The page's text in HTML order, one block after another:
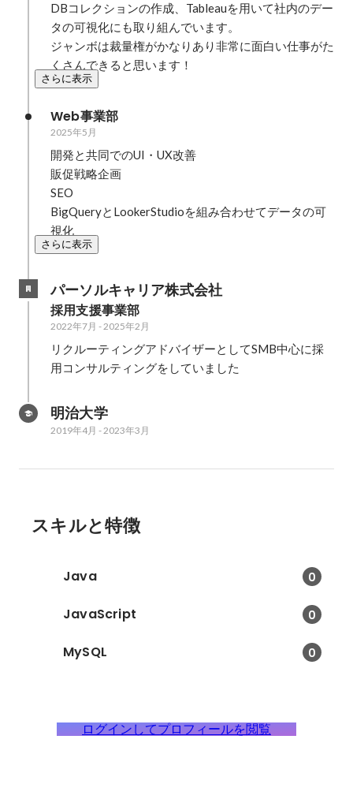
DBコレクションの作成、Tableauを用いて社内のデー
タの可視化にも取り組んでいます。
ジャンボは裁量権がかなりあり非常に面白い仕事がた
くさんできると思います！
さらに表示
Web事業部
2025年5月
開発と共同でのUI・UX改善
販促戦略企画
SEO
BigQueryとLookerStudioを組み合わせてデータの可
視化
さらに表示
パーソルキャリア株式会社
採用支援事業部
2022年7月 -2025年2月
リクルーティングアドバイザーとしてSMB中心に採
用コンサルティングをしていました
明治大学
2019年4月 -2023年3月
スキルと特徴
Java 0
JavaScript 0
MySQL 0
ログインしてプロフィールを閲覧